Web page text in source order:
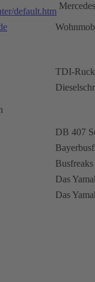
default.htm
TDI-
DB 407
Busfreaks
Das
Das